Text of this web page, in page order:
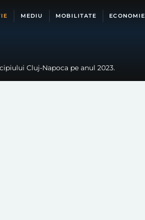
MEDIU MOBILITATE ECONOMIE
Cluj-Napoca pe anul 2023.